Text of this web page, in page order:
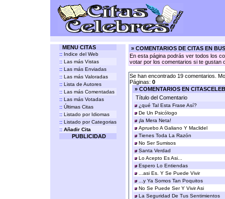
MENU CITAS
:: Indice del Web
:: Las más Vistas
:: Las más Enviadas
:: Las más Valoradas
:: Lista de Autores
:: Las más Comentadas
:: Las más Votadas
:: Últimas Citas
:: Listado por Idiomas
:: Listado por Categorias
:: Añadir Cita
PUBLICIDAD
» COMENTARIOS DE CITAS EN
En esta página podrás ver todos los
votar por los comentarios si te gustan
Se han encontrado 19 comentarios.
Páginas: 0
» COMENTARIOS EN
Título del Comentario
¿qué Tal Esta Frase Así?
De Un Psicólogo
¡la Mera Neta!
Apruebo A Galiano Y Maclidel
Tienes Toda La Razón
No Ser Sumisos
Santa Verdad
Lo Acepto Es Asi...
Espero Lo Entiendas
...asi Es. Y Se Puede Vivir
...y Ya Somos Tan Poquitos
No Se Puede Ser Y Vivir Asi
La Seguridad De Tus Sentimientos